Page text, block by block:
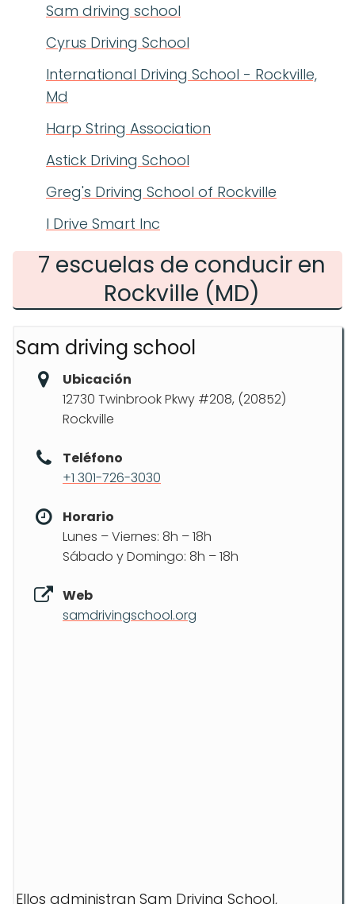
Sam driving school
Cyrus Driving School
International Driving School - Rockville,
Md
Harp String Association
Astick Driving School
Greg's Driving School of Rockville
I Drive Smart Inc
7 escuelas de conducir en
Rockville (MD)
Sam driving school
Ubicación
12730 Twinbrook Pkwy #208, (20852)
Rockville
Teléfono
+1 301-726-3030
Horario
Lunes – Viernes: 8h – 18h
Sábado y Domingo: 8h – 18h
Web
samdrivingschool.org
Ellos administran Sam Driving School,